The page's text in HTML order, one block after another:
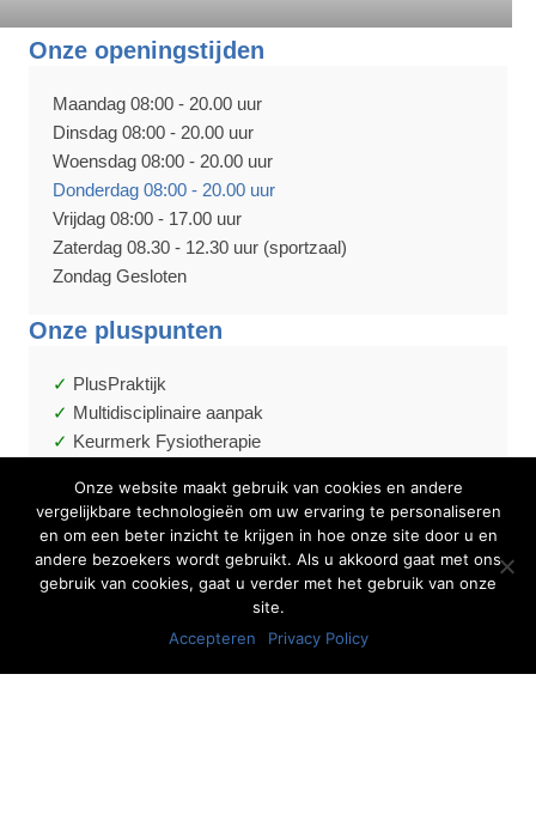
Onze openingstijden
Maandag 08:00 - 20.00 uur
Dinsdag 08:00 - 20.00 uur
Woensdag 08:00 - 20.00 uur
Donderdag 08:00 - 20.00 uur
Vrijdag 08:00 - 17.00 uur
Zaterdag 08.30 - 12.30 uur (sportzaal)
Zondag Gesloten
Onze pluspunten
PlusPraktijk
Multidisciplinaire aanpak
Keurmerk Fysiotherapie
Nieuwsbrief
Benieuwd wat er in de praktijk gebeurt en wat de laatste
ontwikkelingen zijn op het gebied van fysiotherapie?
Regelmatig publiceert Fysiotherapie Centrum Heerde een
nieuwsbrief vol interessante weetjes.
Onze website maakt gebruik van cookies en andere
vergelijkbare technologieën om uw ervaring te personaliseren
en om een beter inzicht te krijgen in hoe onze site door u en
andere bezoekers wordt gebruikt. Als u akkoord gaat met ons
gebruik van cookies, gaat u verder met het gebruik van onze
site.
Accepteren
Privacy Policy